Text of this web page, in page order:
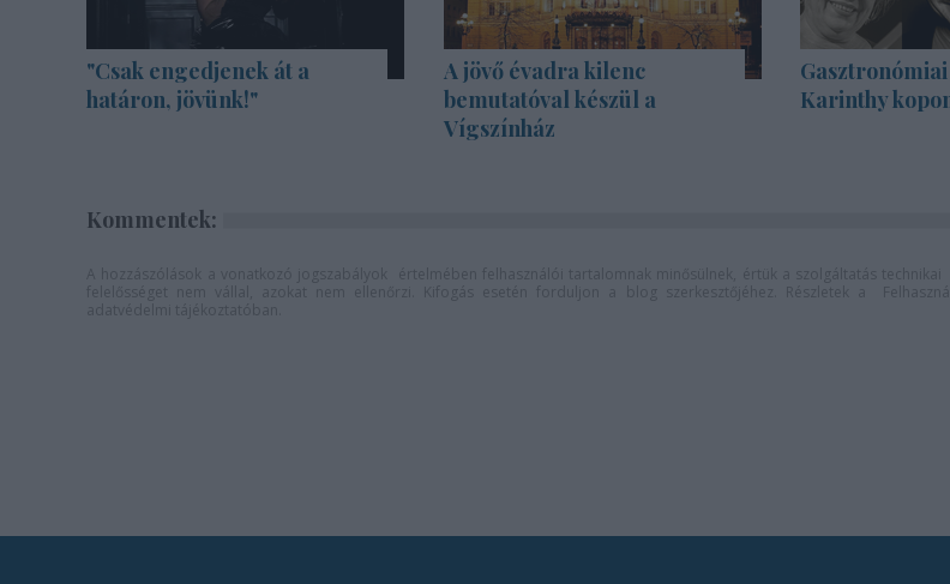
"Csak engedjenek át a
határon, jövünk!"
A jövő évadra kilenc
bemutatóval készül a
Vígszínház
Karinthy
Kommentek: